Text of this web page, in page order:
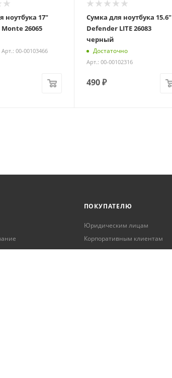
ноутбука 17"
26065
Арт.: 00-00103466
Сумка для ноутбука 15.6"
Defender LITE 26083
черный
Достаточно
Арт.: 00-00102316
490₽
ПОКУПАТЕЛЮ
Юридическим лицам
Корпоративным клиентам
Условия оплаты